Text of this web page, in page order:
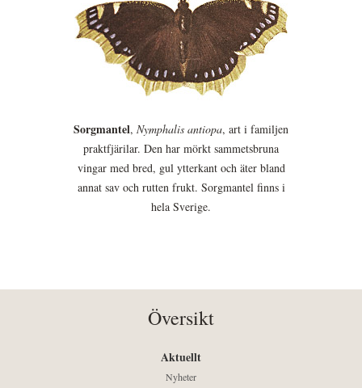
Sorgmantel, Nymphalis antiopa, art i familjen
praktfjärilar. Den har mörkt sammetsbruna
vingar med bred, gul ytterkant och äter bland
annat sav och rutten frukt. Sorgmantel finns i
hela Sverige.
Översikt
Aktuellt
Nyheter